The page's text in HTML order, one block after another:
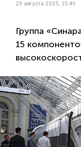
29 августа 2025, 15:45
Группа
15